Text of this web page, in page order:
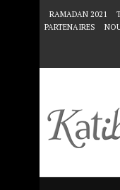
RAMADAN 2021
PARTENAIRES